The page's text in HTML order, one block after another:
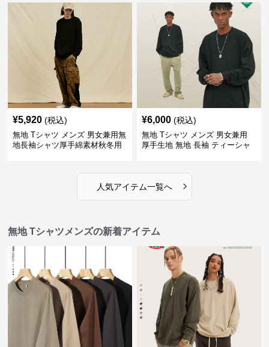
¥5,920 (税込)
無地 Tシャツ メンズ 男女兼用無
地長袖シャツ厚手綿素材秋冬用
¥6,000 (税込)
無地 Tシャツ メンズ 男女兼用
厚手生地 無地 長袖 ティーシャ
人気アイテム一覧へ ›
無地 Tシャツメンズの新着アイテム